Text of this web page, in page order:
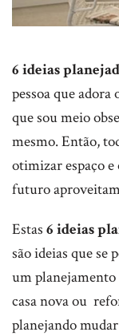
6 ideias
pessoa que
que sou meio
mesmo. Então,
otimizar espaço
futuro
Estas 6 ideias
são ideias que se
um
casa nova ou
planejando